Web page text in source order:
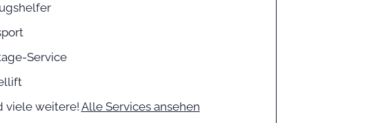
Service
viele weitere!Alle Services ansehen